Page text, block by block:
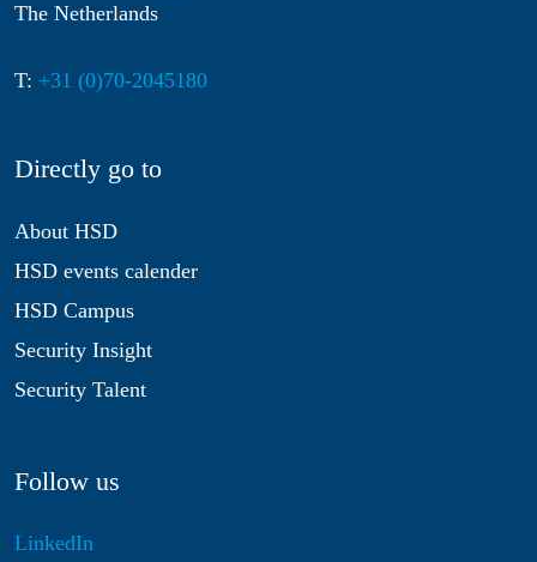
The Netherlands
T: +31 (0)70-2045180
Directly go to
About HSD
HSD events calender
HSD Campus
Security Insight
Security Talent
Follow us
LinkedIn